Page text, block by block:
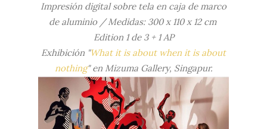
Impresión digital sobre tela en caja de marco
de aluminio / Medidas: 300 x 110 x 12 cm
Edition 1 de 3 + 1 AP
Exhibición "What it is about when it is about
nothing"en Mizuma Gallery, Singapur.